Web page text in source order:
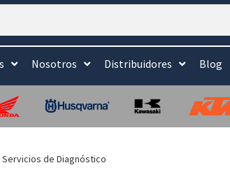
Nosotros Distribuidores Blog
Servicios de Diagnóstico